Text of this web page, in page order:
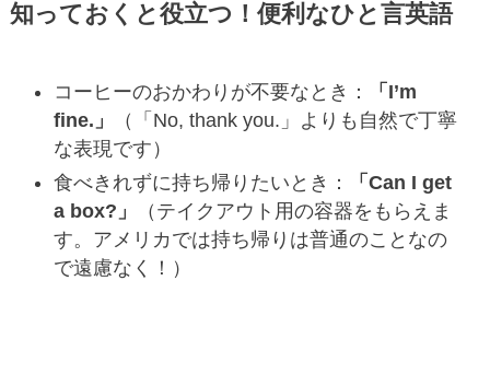
知っておくと役立つ！便利なひと言英語
コーヒーのおかわりが不要なとき：
「I’m
fine.」
（「No, thank you.」よりも自然で丁寧
な表現です）
食べきれずに持ち帰りたいとき：
「Can I get
a box?」
（テイクアウト用の容器をもらえま
す。アメリカでは持ち帰りは普通のことなの
で遠慮なく！）